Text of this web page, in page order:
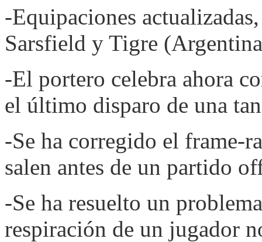
-Equipaciones
Sarsfield y Tigre
-El portero celebra ahora
el último disparo de una
-Se ha corregido el frame-
salen antes de un partido
-Se ha resuelto un
respiración de un jugador